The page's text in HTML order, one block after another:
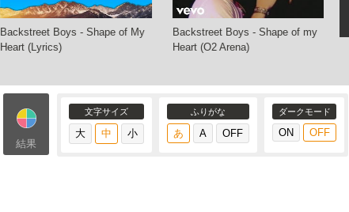
Backstreet Boys - Shape of My
Heart (Lyrics)
Backstreet Boys - Shape of my
Heart (O2 Arena)
結果
文字サイズ ふりがな ダークモード